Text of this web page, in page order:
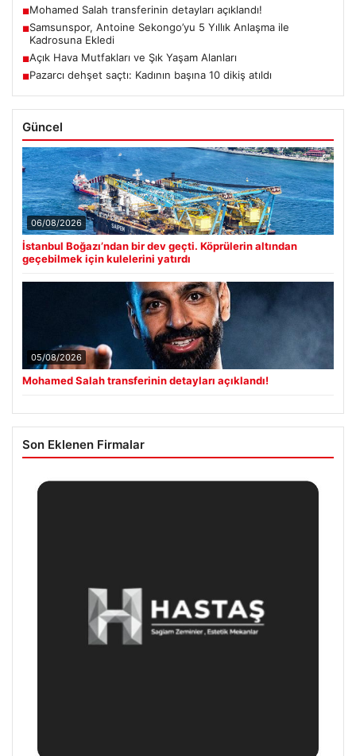
■Mohamed Salah transferinin detayları açıklandı!
■Samsunspor, Antoine Sekongo’yu 5 Yıllık Anlaşma ile
Kadrosuna Ekledi
■Açık Hava Mutfakları ve Şık Yaşam Alanları
■Pazarcı dehşet saçtı: Kadının başına 10 dikiş atıldı
Güncel
06/08/2026
İstanbul Boğazı’ndan bir dev geçti. Köprülerin altından
geçebilmek için kulelerini yatırdı
05/08/2026
Mohamed Salah transferinin detayları açıklandı!
Son Eklenen Firmalar